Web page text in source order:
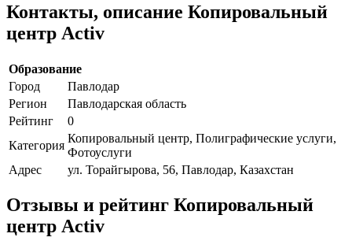
Контакты, описание Копировальный
центр Activ
Образование
Город
Павлодар
Регион
Павлодарская область
Рейтинг
0
Категория
Копировальный центр, Полиграфические услуги,
Фотоуслуги
Адрес
ул. Торайгырова, 56, Павлодар, Казахстан
Отзывы и рейтинг Копировальный
центр Activ